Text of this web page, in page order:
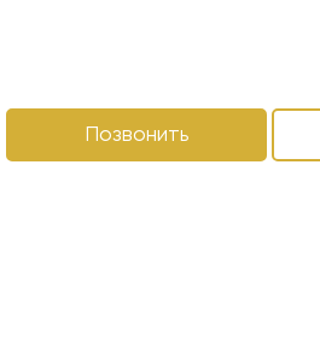
Позвонить